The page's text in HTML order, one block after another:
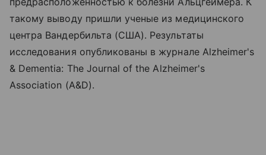
такому выводу пришли ученые из медицинского
центра Вандербильта (США). Результаты
исследования опубликованы в журнале Alzheimer's
& Dementia: The Journal of the Alzheimer's
Association (A&D).